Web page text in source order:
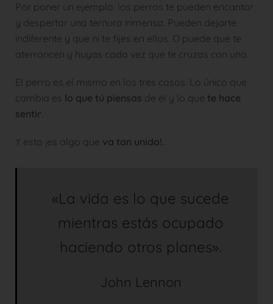
Por poner un ejemplo: los perros te pueden encantar
y despertar una ternura inmensa. Pueden dejarte
indiferente y que ni te fijes en ellos. O puede que te
aterroricen y huyas cada vez que te cruzas con uno.
El perro es el mismo en los tres casos. Lo único que
cambia es lo que tú piensas de él y lo que te hace
sentir.
Y esto ¡es algo que va tan unido!…
«La vida es lo que sucede
mientras estás ocupado
haciendo otros planes».
John Lennon